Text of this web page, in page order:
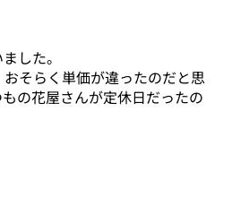
した。
そらく単価が違ったのだと思
の花屋さんが定休日だったの